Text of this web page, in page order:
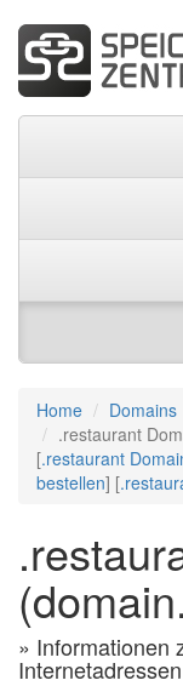
Home
Domains
.restaurant
[.restaurant
bestellen] [
» Informationen
Internetadressen